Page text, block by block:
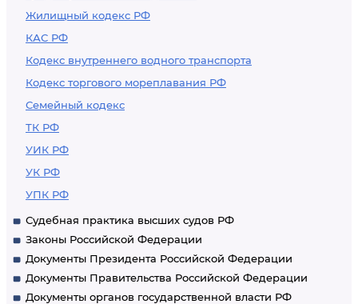
Жилищный кодекс РФ
КАС РФ
Кодекс внутреннего водного транспорта
Кодекс торгового мореплавания РФ
Семейный кодекс
ТК РФ
УИК РФ
УК РФ
УПК РФ
Судебная практика высших судов РФ
Законы Российской Федерации
Документы Президента Российской Федерации
Документы Правительства Российской Федерации
Документы органов государственной власти РФ